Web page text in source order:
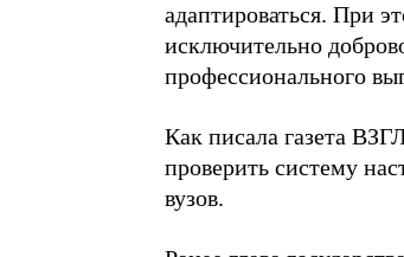
адаптироваться. При
исключительно
профессионального
Как писала газета
проверить систему
вузов.